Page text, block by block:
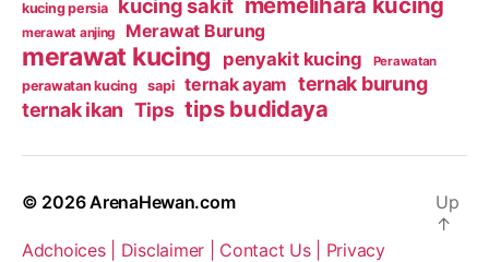
kucing persia kucing sakit
merawat anjing Merawat Burung
merawat kucing penyakit kucing Perawatan
perawatan kucing sapi ternak ayam ternak burung
ternak ikan Tips tips budidaya
© 2026ArenaHewan.com
Adchoices | Disclaimer | Contact Us | Privacy
Up
↑